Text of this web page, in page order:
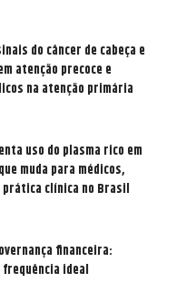
do câncer de cabeça e
atenção precoce e
na atenção primária
uso do plasma rico em
muda para médicos,
prática clínica no Brasil
financeira:
frequência ideal